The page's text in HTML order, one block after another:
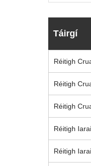
Táirgí
Réitigh
Réitigh
Réitigh
Réitigh
Réitigh